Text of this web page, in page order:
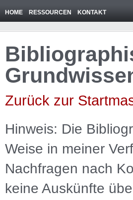
HOME RESSOURCEN KONTAKT
Zurück zur
Hinweis: Die
Weise in meiner
Nachfragen nach
keine Auskünfte